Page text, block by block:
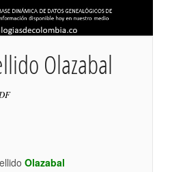
Olazabal
Olazabal